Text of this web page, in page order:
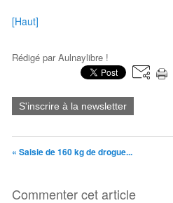
[Haut]
Rédigé parAulnaylibre !
S'inscrire à la newsletter
« Saisie de 160 kg de drogue...
Commenter cet article